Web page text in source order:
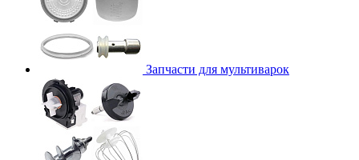
Запчасти для мультиварок